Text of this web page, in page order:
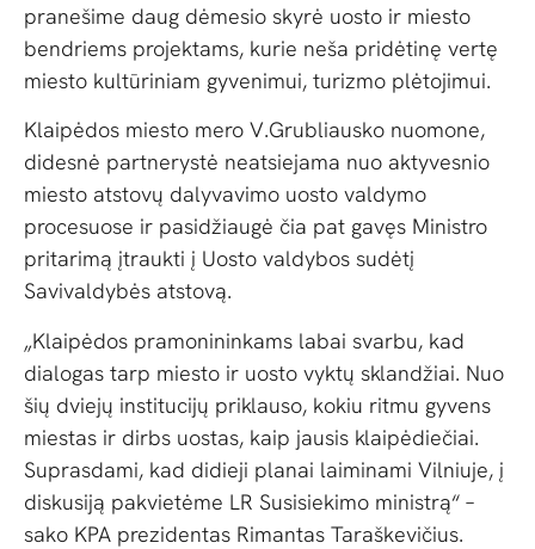
pranešime daug dėmesio skyrė uosto ir miesto
bendriems projektams, kurie neša pridėtinę vertę
miesto kultūriniam gyvenimui, turizmo plėtojimui.
Klaipėdos miesto mero V.Grubliausko nuomone,
didesnė partnerystė neatsiejama nuo aktyvesnio
miesto atstovų dalyvavimo uosto valdymo
procesuose ir pasidžiaugė čia pat gavęs Ministro
pritarimą įtraukti į Uosto valdybos sudėtį
Savivaldybės atstovą.
„Klaipėdos pramonininkams labai svarbu, kad
dialogas tarp miesto ir uosto vyktų sklandžiai. Nuo
šių dviejų institucijų priklauso, kokiu ritmu gyvens
miestas ir dirbs uostas, kaip jausis klaipėdiečiai.
Suprasdami, kad didieji planai laiminami Vilniuje, į
diskusiją pakvietėme LR Susisiekimo ministrą“ –
sako KPA prezidentas Rimantas Taraškevičius.